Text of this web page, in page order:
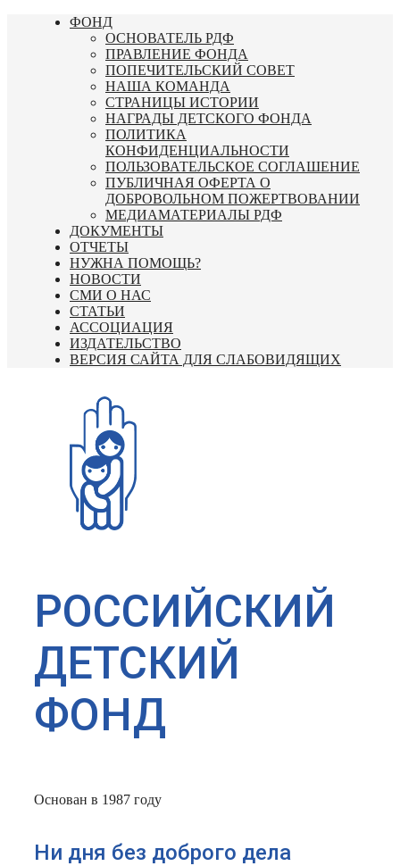
Перейти
ФОНД
ОСНОВАТЕЛЬ РДФ
ПРАВЛЕНИЕ ФОНДА
ПОПЕЧИТЕЛЬСКИЙ СОВЕТ
НАША КОМАНДА
СТРАНИЦЫ ИСТОРИИ
НАГРАДЫ ДЕТСКОГО ФОНДА
ПОЛИТИКА
КОНФИДЕНЦИАЛЬНОСТИ
ПОЛЬЗОВАТЕЛЬСКОЕ СОГЛАШЕНИЕ
ПУБЛИЧНАЯ ОФЕРТА О
ДОБРОВОЛЬНОМ ПОЖЕРТВОВАНИИ
МЕДИАМАТЕРИАЛЫ РДФ
ДОКУМЕНТЫ
ОТЧЕТЫ
НУЖНА ПОМОЩЬ?
НОВОСТИ
СМИ О НАС
СТАТЬИ
АССОЦИАЦИЯ
ИЗДАТЕЛЬСТВО
ВЕРСИЯ САЙТА ДЛЯ СЛАБОВИДЯЩИХ
РОССИЙСКИЙ
ДЕТСКИЙ
ФОНД
Основан в 1987 году
Ни дня без доброго дела